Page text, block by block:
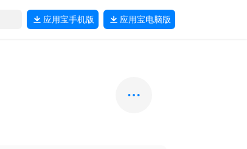
应用宝手机版 应用宝电脑版